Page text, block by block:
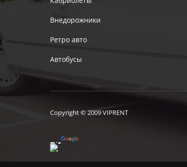
Внедорожники
Ретро авто
Автобусы
Copyright © 2009 VIPRENT